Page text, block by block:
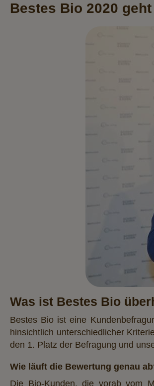
Bestes Bio 2020
Was ist Bestes Bio
Bestes Bio ist eine
hinsichtlich unterschiedlicher
den 1. Platz der Befragung und
Wie läuft die Bewertung genau
Die Bio-Kunden, die vorab vom